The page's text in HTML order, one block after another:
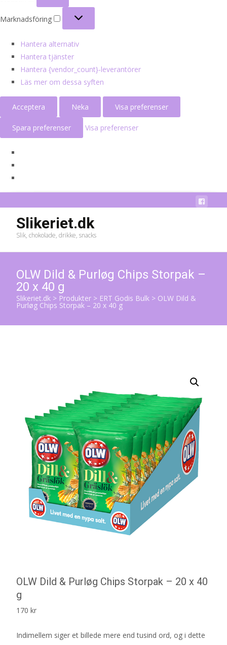
Marknadsföring
Hantera alternativ
Hantera tjänster
Hantera {vendor_count}-leverantörer
Läs mer om dessa syften
Acceptera Neka Visa preferenser
Spara preferenser Visa preferenser
Slikeriet.dk
Slik, chokolade, drikke, snacks
OLW Dild & Purløg Chips Storpak –
20 x 40 g
Slikeriet.dk > Produkter > ERT Godis Bulk > OLW Dild &
Purløg Chips Storpak – 20 x 40 g
OLW Dild & Purløg Chips Storpak – 20 x 40
g
170 kr
Indimellem siger et billede mere end tusind ord, og i dette